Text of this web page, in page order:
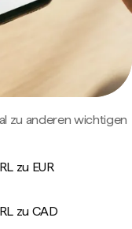
zu anderen wichtigen
zu EUR
zu CAD